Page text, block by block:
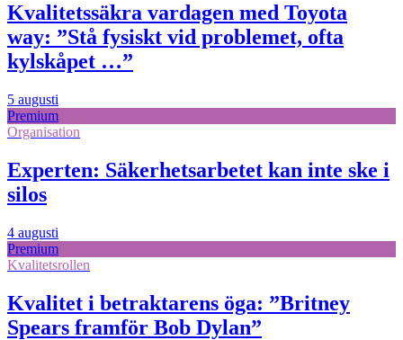
Kvalitetssäkra vardagen med Toyota
way: ”Stå fysiskt vid problemet, ofta
kylskåpet …”
5 augusti
Premium
Organisation
Experten: Säkerhetsarbetet kan inte ske i
silos
4 augusti
Premium
Kvalitetsrollen
Kvalitet i betraktarens öga: ”Britney
Spears framför Bob Dylan”